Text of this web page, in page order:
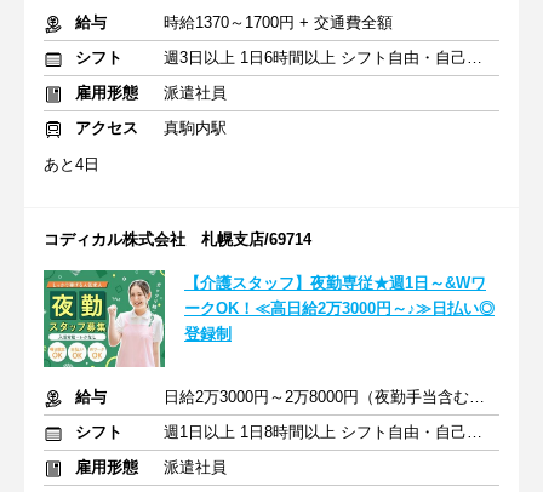
給与
時給1370～1700円 + 交通費全額
シフト
週3日以上 1日6時間以上 シフト自由・自己申告
雇用形態
派遣社員
アクセス
真駒内駅
あと4日
コディカル株式会社 札幌支店/69714
【介護スタッフ】夜勤専従★週1日～&Wワ
ークOK！≪高日給2万3000円～♪≫日払い◎
登録制
給与
日給2万3000円～2万8000円（夜勤手当含む） + 交通費全額
シフト
週1日以上 1日8時間以上 シフト自由・自己申告
雇用形態
派遣社員